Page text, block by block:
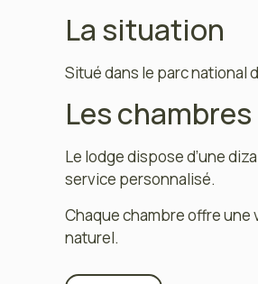
La situation
Situé dans le parc national
Les chambres
Le lodge dispose d’une
service personnalisé.
Chaque chambre offre
naturel.